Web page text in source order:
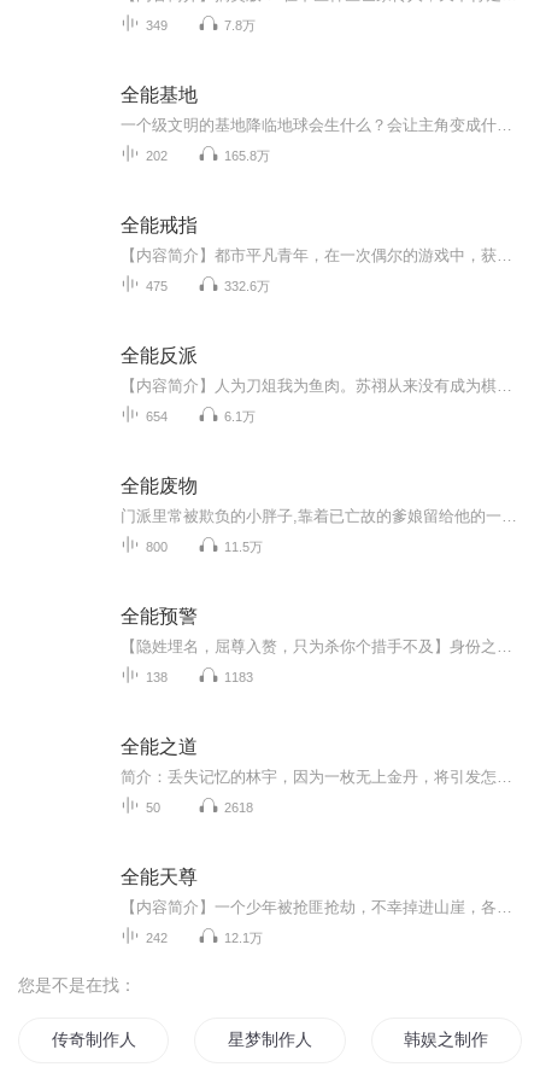
349 7.8万
全能基地
202 165.8万
全能戒指
475 332.6万
全能反派
654 6.1万
全能废物
800 11.5万
全能预警
138 1183
全能之道
50 2618
全能天尊
242 12.1万
您是不是在找：
传奇制作人 星梦制作人 韩娱之制作人传奇